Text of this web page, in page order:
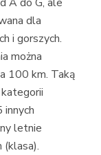
dla
i gorszych.
można
100 km. Taką
kategorii
innych
letnie
(klasa).